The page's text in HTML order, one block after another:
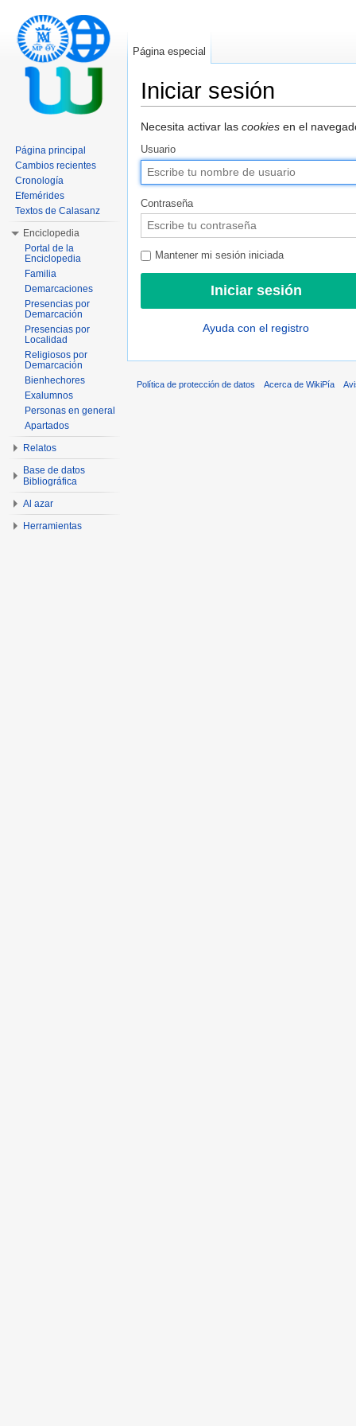
Iniciar sesión
Necesita activar las cookies en el
Usuario
Contraseña
Mantener mi sesión iniciada
Ayuda con el registro
Página especial
Página principal
Cambios recientes
Cronología
Efemérides
Textos de Calasanz
Enciclopedia
Portal de la
Enciclopedia
Familia
Demarcaciones
Presencias por
Demarcación
Presencias por
Localidad
Religiosos por
Demarcación
Bienhechores
Exalumnos
Personas en general
Apartados
Relatos
Base de datos
Bibliográfica
Al azar
Herramientas
Política de protección de datos Acerca de WikiPía